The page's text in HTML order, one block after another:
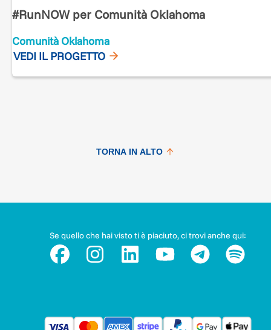
#RunNOW per Comunità Oklahoma
Comunità Oklahoma
VEDI IL PROGETTO
TORNA IN ALTO
Se quello che hai visto ti è piaciuto, ci trovi anche qui: